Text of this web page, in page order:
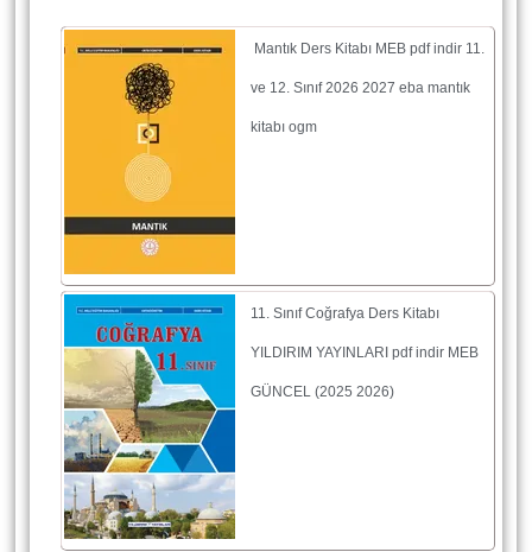
Mantık Ders Kitabı MEB pdf indir 11.
ve 12. Sınıf 2026 2027 eba mantık
kitabı ogm
11. Sınıf Coğrafya Ders Kitabı
YILDIRIM YAYINLARI pdf indir MEB
GÜNCEL (2025 2026)